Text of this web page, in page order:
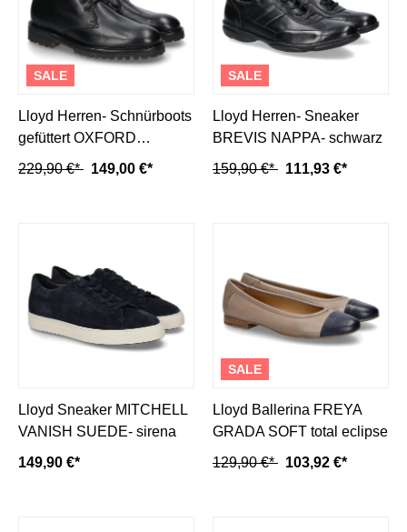
SALE
Lloyd Herren- Schnürboots
gefüttert OXFORD
SAHARA CALF- schwarz
229,90 €* 149,00 €*
SALE
Lloyd Herren- Sneaker
BREVIS NAPPA- schwarz
159,90 €* 111,93 €*
Lloyd Sneaker MITCHELL
VANISH SUEDE- sirena
149,90 €*
SALE
Lloyd Ballerina FREYA
GRADA SOFT total eclipse
129,90 €* 103,92 €*